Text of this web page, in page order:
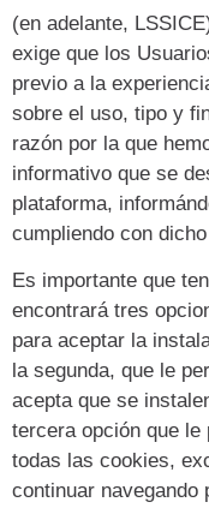
(en adelante,
exige que los
previo a la
sobre el uso, tipo y
razón por la que
informativo que se
plataforma,
cumpliendo con
Es importante que
encontrará tres
para aceptar la
la segunda, que le
acepta que se
tercera opción que
todas las cookies,
continuar navegando